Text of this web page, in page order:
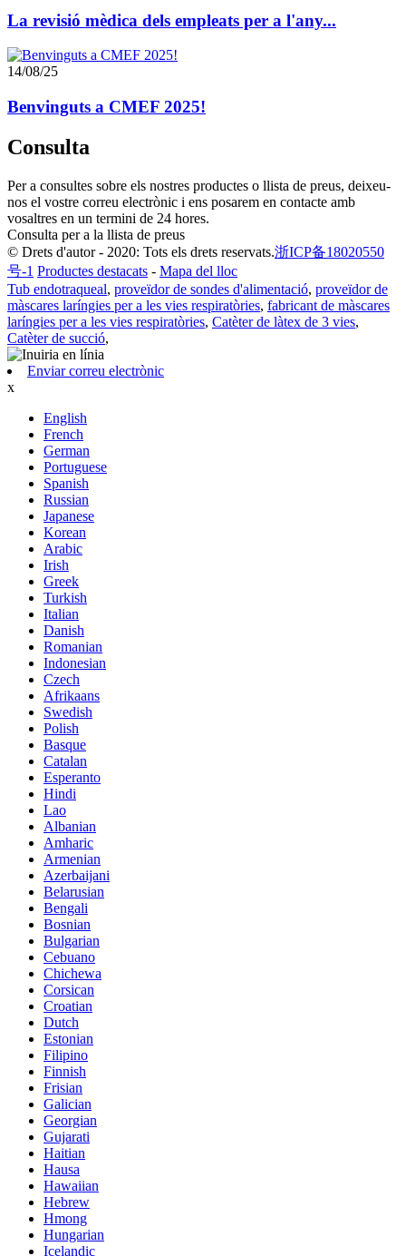
La revisió mèdica dels empleats per a l'any...
14/08/25
Benvinguts a CMEF 2025!
Consulta
Per a consultes sobre els nostres productes o llista de preus, deixeu-
nos el vostre correu electrònic i ens posarem en contacte amb
vosaltres en un termini de 24 hores.
Consulta per a la llista de preus
© Drets d'autor - 2020: Tots els drets reservats.浙ICP备18020550
号-1 Productes destacats - Mapa del lloc
Tub endotraqueal, proveïdor de sondes d'alimentació, proveïdor de
màscares laríngies per a les vies respiratòries, fabricant de màscares
laríngies per a les vies respiratòries, Catèter de làtex de 3 vies,
Catèter de succió,
Enviar correu electrònic
x
English
French
German
Portuguese
Spanish
Russian
Japanese
Korean
Arabic
Irish
Greek
Turkish
Italian
Danish
Romanian
Indonesian
Czech
Afrikaans
Swedish
Polish
Basque
Catalan
Esperanto
Hindi
Lao
Albanian
Amharic
Armenian
Azerbaijani
Belarusian
Bengali
Bosnian
Bulgarian
Cebuano
Chichewa
Corsican
Croatian
Dutch
Estonian
Filipino
Finnish
Frisian
Galician
Georgian
Gujarati
Haitian
Hausa
Hawaiian
Hebrew
Hmong
Hungarian
Icelandic